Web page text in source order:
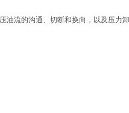
油流的沟通、切断和换向，以及压力